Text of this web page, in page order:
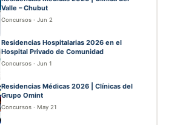
Valle – Chubut
Concursos · Jun 2
Residencias Hospitalarias 2026 en el
Hospital Privado de Comunidad
Concursos · Jun 1
Residencias Médicas 2026 | Clínicas del
Grupo Omint
Concursos · May 21